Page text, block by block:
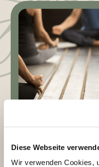
Diese Webseite
Wir verwenden Cookies,
Für